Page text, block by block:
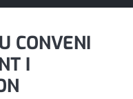
CONVENI
I